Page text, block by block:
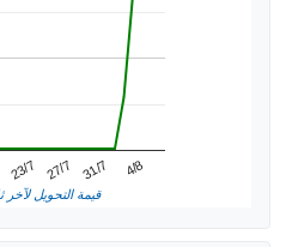
23/7 27/7 31/7 4/8
قيمة التحويل لآخر